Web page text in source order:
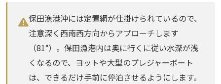
保田漁港沖には定置網が仕掛けられているので、
注意深く西南西方向からアプローチします
（81°）。保田漁港内は奥に行くに従い水深が浅
くなるので、ヨットや大型のプレジャーボート
は、できるだけ手前に停泊させるようにします。